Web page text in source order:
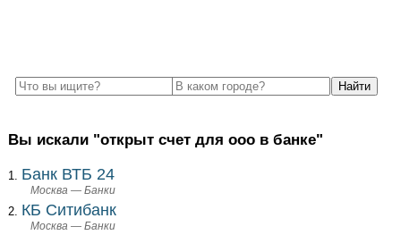
Вы искали "открыт счет для ооо в банке"
Банк ВТБ 24
Москва — Банки
КБ Ситибанк
Москва — Банки